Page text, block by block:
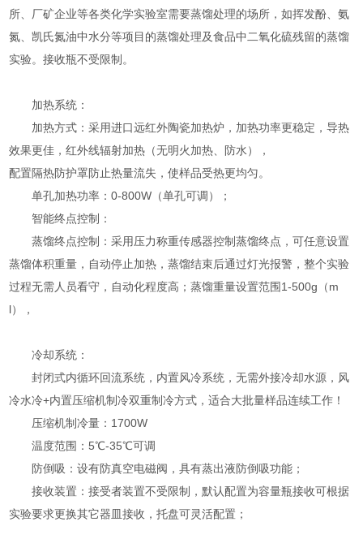
所、厂矿企业等各类化学实验室需要蒸馏处理的场所，如挥发酚、氨
氮、凯氏氮油中水分等项目的蒸馏处理及食品中二氧化硫残留的蒸馏
实验。接收瓶不受限制。
加热系统：
加热方式：采用进口远红外陶瓷加热炉，加热功率更稳定，导热
效果更佳，红外线辐射加热（无明火加热、防水），
配置隔热防护罩防止热量流失，使样品受热更均匀。
单孔加热功率：0-800W（单孔可调）；
智能终点控制：
蒸馏终点控制：采用压力称重传感器控制蒸馏终点，可任意设置
蒸馏体积重量，自动停止加热，蒸馏结束后通过灯光报警，整个实验
过程无需人员看守，自动化程度高；蒸馏重量设置范围1-500g（m
l），
冷却系统：
封闭式内循环回流系统，内置风冷系统，无需外接冷却水源，风
冷水冷+内置压缩机制冷双重制冷方式，适合大批量样品连续工作！
压缩机制冷量：1700W
温度范围：5℃-35℃可调
防倒吸：设有防真空电磁阀，具有蒸出液防倒吸功能；
接收装置：接受者装置不受限制，默认配置为容量瓶接收可根据
实验要求更换其它器皿接收，托盘可灵活配置；